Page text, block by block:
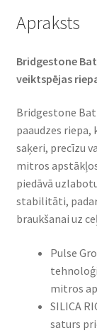
Apraksts
Bridgestone
veiktspējas
Bridgestone
paaudzes
saķeri, precīzu
mitros
piedāvā
stabilitāti,
braukšanai uz
Pulse
mitros
SILICA
saturs